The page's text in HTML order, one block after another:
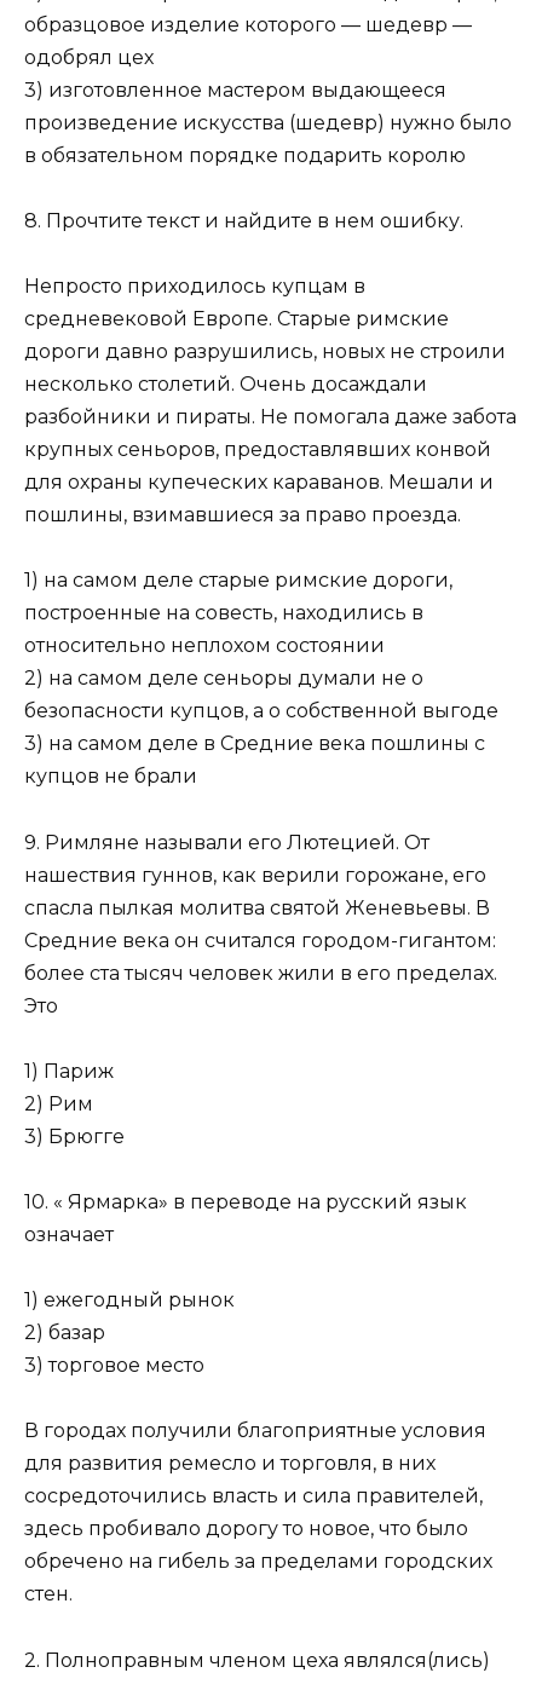
образцовое изделие которого — шедевр —
одобрял цех
3) изготовленное мастером выдающееся
произведение искус­ства (шедевр) нужно было
в обязательном порядке пода­рить королю
8. Прочтите текст и найдите в нем ошибку.
Непросто приходилось купцам в
средневековой Европе. Старые римские
дороги давно разрушились, новых не строили
несколько столетий. Очень досаждали
разбойники и пираты. Не помогала даже забота
крупных сеньоров, предоставлявших конвой
для охраны купеческих караванов. Мешали и
пошлины, взимавшиеся за право проезда.
1) на самом деле старые римские дороги,
построенные на со­весть, находились в
относительно неплохом состоянии
2) на самом деле сеньоры думали не о
безопасности купцов, а о собственной выгоде
3) на самом деле в Средние века пошлины с
купцов не брали
9. Римляне называли его Лютецией. От
нашествия гуннов, как верили горожане, его
спасла пылкая молитва святой Женевь­евы. В
Средние века он считался городом-гигантом:
более ста тысяч человек жили в его пределах.
Это
1) Париж
2) Рим
3) Брюгге
10. « Ярмарка» в переводе на русский язык
означает
1) ежегодный рынок
2) базар
3) торговое место
В городах получили благоприятные условия
для развития ремесло и торговля, в них
сосредоточились власть и сила пра­вителей,
здесь пробивало дорогу то новое, что было
обречено на гибель за пределами городских
стен.
2. Полноправным членом цеха являлся(лись)